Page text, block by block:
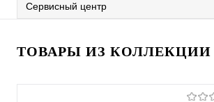
Сервисный центр
ТОВАРЫ ИЗ КОЛЛЕКЦИИ